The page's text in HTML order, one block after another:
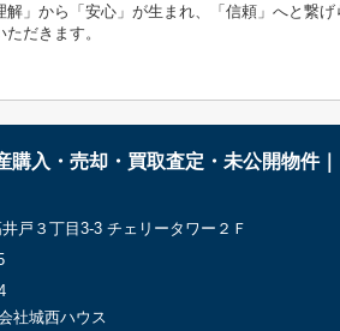
」から「安心」が生まれ、「信頼」へと繋
だきます。
購入・売却・買取査定・未公開物件｜
戸３丁目3-3 チェリータワー２Ｆ
社城西ハウス